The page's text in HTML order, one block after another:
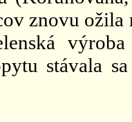
znovu
stávala